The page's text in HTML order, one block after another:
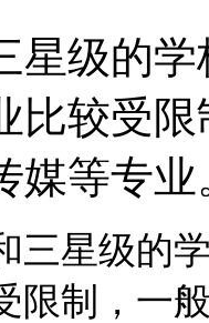
星级的
比较受
媒等专业
星级的学
限制，一